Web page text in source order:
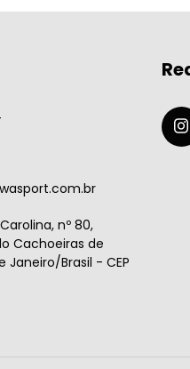
nº 80,
Cachoeiras de
Janeiro/Brasil - CEP